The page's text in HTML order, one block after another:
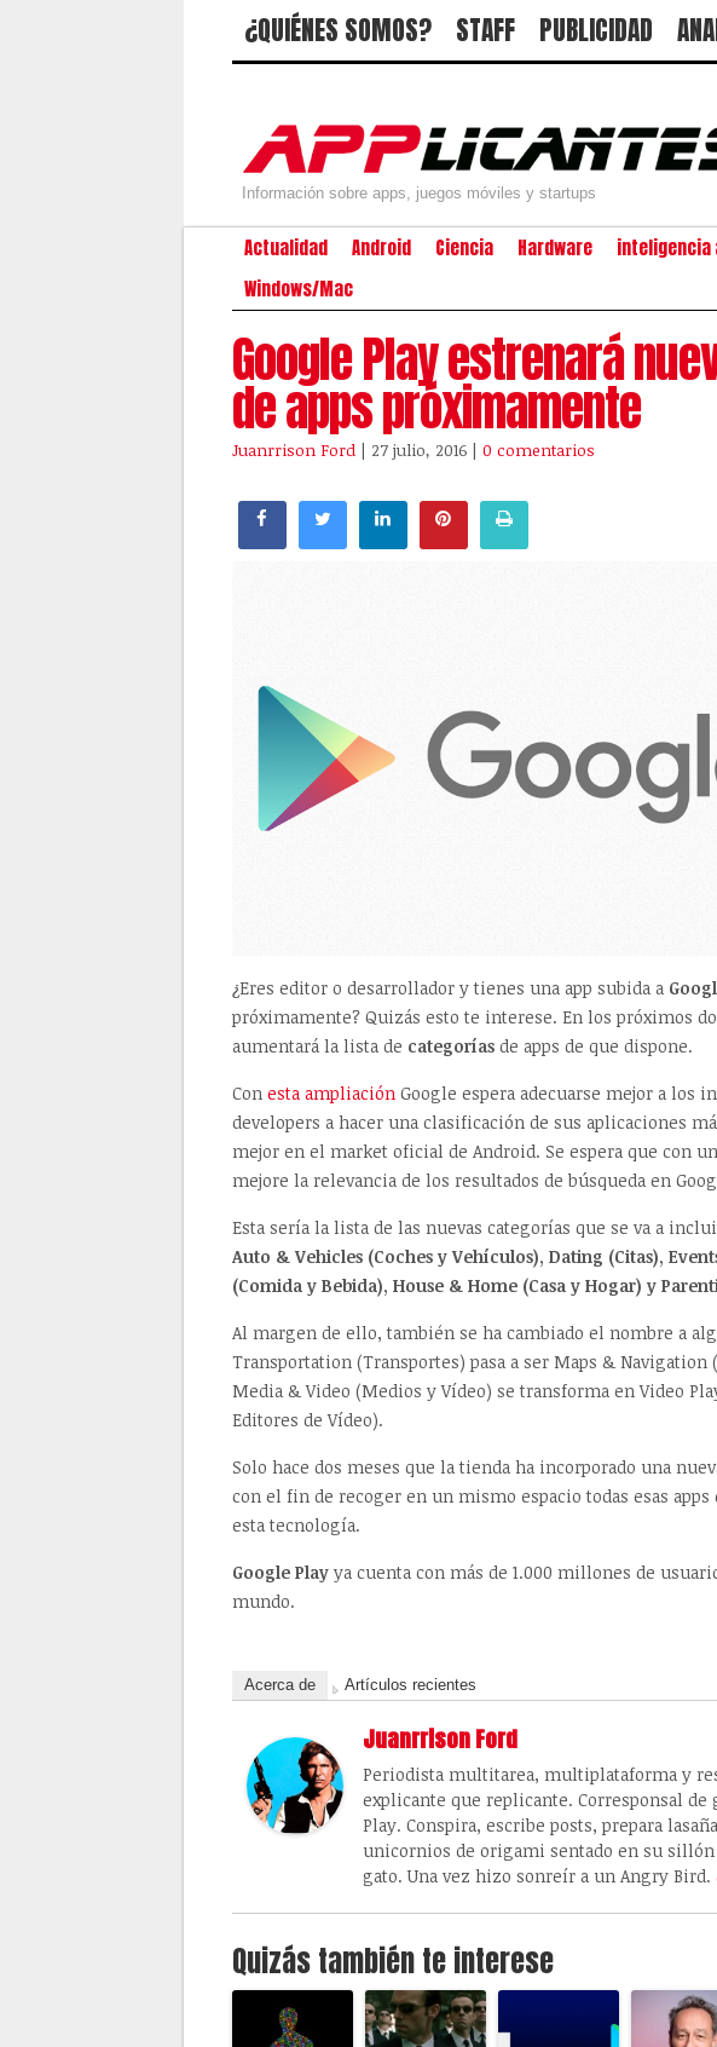
¿QUIÉNES SOMOS? STAFF PUBLICIDAD
Información sobre apps, juegos móviles y startups
Actualidad Android Ciencia Hardware
Windows/Mac
Google Play estrenará
de apps próximamente
Juanrrison Ford | 27 julio, 2016 | 0 comentarios
¿Eres editor o desarrollador y tienes una app subida a
próximamente? Quizás esto te interese. En los próximos
aumentará la lista de categorías de apps de que dispone.
Con esta ampliación Google espera adecuarse mejor a los
developers a hacer una clasificación de sus aplicaciones
mejor en el market oficial de Android. Se espera que con
mejore la relevancia de los resultados de búsqueda en
Esta sería la lista de las nuevas categorías que se va a
Auto & Vehicles (Coches y Vehículos), Dating (Citas),
(Comida y Bebida), House & Home (Casa y Hogar) y
Al margen de ello, también se ha cambiado el nombre a
Transportation (Transportes) pasa a ser Maps & Navigation
Media & Video (Medios y Vídeo) se transforma en Video
Editores de Vídeo).
Solo hace dos meses que la tienda ha incorporado una
con el fin de recoger en un mismo espacio todas esas
esta tecnología.
Google Play ya cuenta con más de 1.000 millones de
mundo.
Acerca de Artículos recientes
Juanrrison Ford
Periodista multitarea, multiplataforma y
explicante que replicante. Corresponsal de
Play. Conspira, escribe posts, prepara
unicornios de origami sentado en su
gato. Una vez hizo sonreír a un Angry Bird.
Quizás también te interese